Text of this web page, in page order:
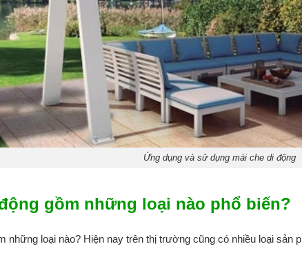
Ứng dụng và sử dụng mái che di động
gồm những loại nào phổ biến?
những loại nào? Hiện nay trên thị trường cũng có nhiều loại sản